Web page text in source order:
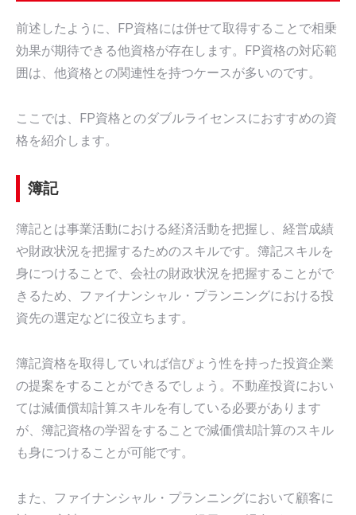
前述したように、FP資格には併せて取得することで相乗
効果が期待できる他資格が存在します。FP資格の対応範
囲は、他資格との関連性を持つケースが多いのです。
ここでは、FP資格とのダブルライセンスにおすすめの資
格を紹介します。
簿記
簿記とは事業活動における経済活動を把握し、経営成績
や財政状況を把握するためのスキルです。簿記スキルを
身につけることで、会社の財政状況を把握することがで
きるため、ファイナンシャル・プランニングにおける投
資先の選定などに役立ちます。
簿記資格を取得していれば信ぴょう性を持った投資企業
の提案をすることができるでしょう。不動産投資におい
ては減価償却計算スキルを有している必要があります
が、簿記資格の学習をすることで減価償却計算のスキル
も身につけることが可能です。
また、ファイナンシャル・プランニングにおいて顧客に